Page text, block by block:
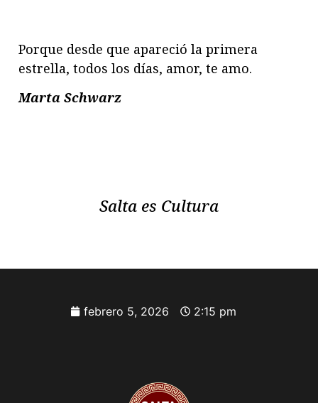
Porque desde que apareció la primera
estrella, todos los días, amor, te amo.
Marta Schwarz
Salta es Cultura
febrero 5, 2026 2:15 pm